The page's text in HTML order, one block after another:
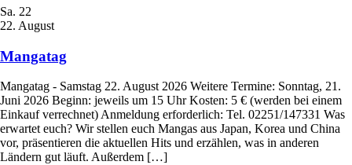
Sa. 22
22. August
Mangatag
Mangatag - Samstag 22. August 2026 Weitere Termine: Sonntag, 21.
Juni 2026 Beginn: jeweils um 15 Uhr Kosten: 5 € (werden bei einem
Einkauf verrechnet) Anmeldung erforderlich: Tel. 02251/147331 Was
erwartet euch? Wir stellen euch Mangas aus Japan, Korea und China
vor, präsentieren die aktuellen Hits und erzählen, was in anderen
Ländern gut läuft. Außerdem […]